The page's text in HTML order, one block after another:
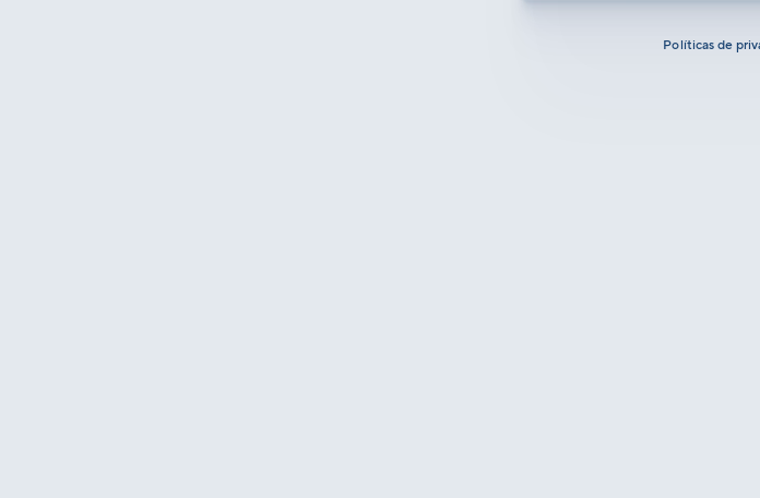
Políticas de